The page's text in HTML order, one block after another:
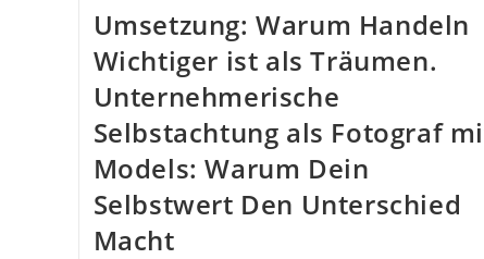
Umsetzung: Warum Handeln
Wichtiger ist als Träumen.
Unternehmerische
Selbstachtung als Fotograf
Models: Warum Dein
Selbstwert Den Unterschied
Macht